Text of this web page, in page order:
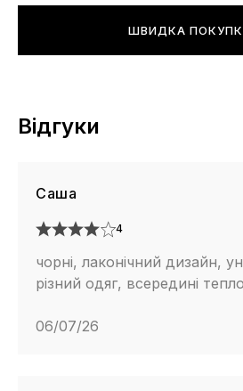
ШВИДКА
Відгуки
Саша
4
чорні, лаконічний дизайн,
різний одяг, всередині тепло
06/07/26